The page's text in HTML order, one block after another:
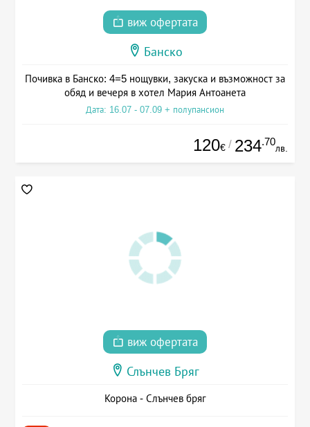
виж офертата
Банско
Почивка в Банско: 4=5 нощувки, закуска и възможност за
обяд и вечеря в хотел Мария Антоанета
Дата: 16.07 - 07.09 + полупансион
120€ / 234.70
лв.
виж офертата
Слънчев Бряг
Корона - Слънчев бряг